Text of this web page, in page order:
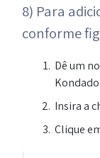
8) Para
conforme
Dê um
Insira a
Clique